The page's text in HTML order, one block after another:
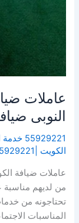
النوبى
55929221 خدمة الضيافة العربية بالكويت
الكويت |55929221|خبرة سنين
عاملات ضيافة
من لديهم
تحتاجونه من
المناسبات